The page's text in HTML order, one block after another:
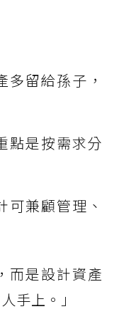
多留給孫子，
點是按需求分
可兼顧管理、
而是設計資產
手上。」